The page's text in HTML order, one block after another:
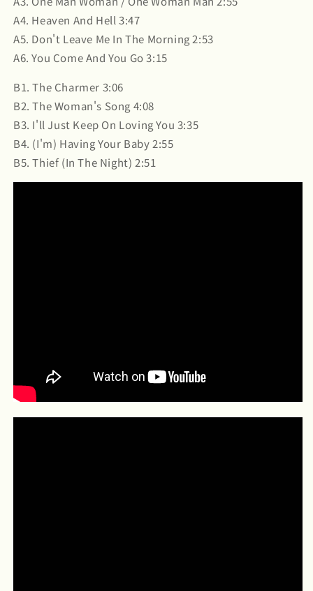
A4. Heaven And Hell 3:47
A5. Don't Leave Me In The Morning 2:53
A6. You Come And You Go 3:15
B1. The Charmer 3:06
B2. The Woman's Song 4:08
B3. I'll Just Keep On Loving You 3:35
B4. (I'm) Having Your Baby 2:55
B5. Thief (In The Night) 2:51